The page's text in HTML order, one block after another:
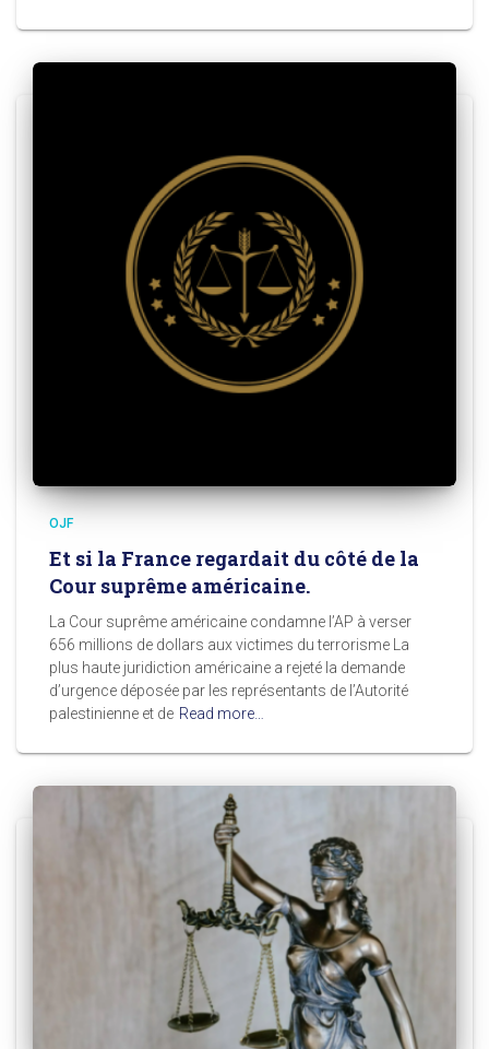
OJF
Et si la France regardait du côté de la
Cour suprême américaine.
La Cour suprême américaine condamne l’AP à verser
656 millions de dollars aux victimes du terrorisme La
plus haute juridiction américaine a rejeté la demande
d’urgence déposée par les représentants de l’Autorité
palestinienne et de Read more…